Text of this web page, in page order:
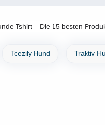
Tshirt – Die 15 besten
Teezily Hund Traktiv